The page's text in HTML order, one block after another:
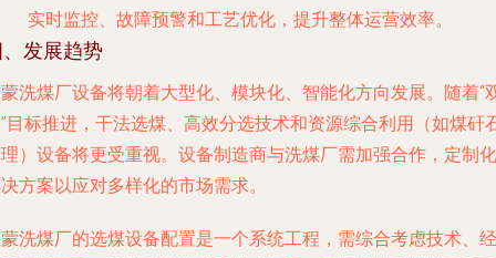
实时监控、故障预警和工艺优化，提升整体运营效率。
发展趋势
洗煤厂设备将朝着大型化、模块化、智能化方向发展。随着“
目标推进，干法选煤、高效分选技术和资源综合利用（如煤矸
）设备将更受重视。设备制造商与洗煤厂需加强合作，定制化
方案以应对多样化的市场需求。
洗煤厂的选煤设备配置是一个系统工程，需综合考虑技术、经